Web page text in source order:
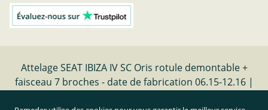
Attelage SEAT IBIZA IV SC Oris rotule demontable +
faisceau 7 broches - date de fabrication 06.15-12.16 |